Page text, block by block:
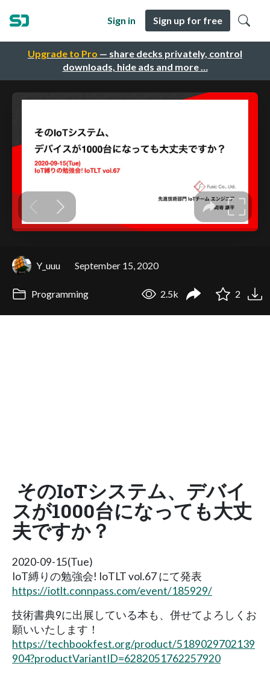
Upgrade to Pro — share decks privately, control
downloads, hide ads and more …
Sign in Sign up for free
Y_uuu September 15, 2020
Programming 2.5k 2
そのIoTシステム、デバイ
スが1000台になっても大丈
夫ですか？
2020-09-15(Tue)
IoT縛りの勉強会! IoTLT vol.67 にて発表
https://iotlt.connpass.com/event/185929/
技術書典9に出展している本も、併せてよろしくお
願いいたします！
https://techbookfest.org/product/5189029702139
904?productVariantID=6282051762257920